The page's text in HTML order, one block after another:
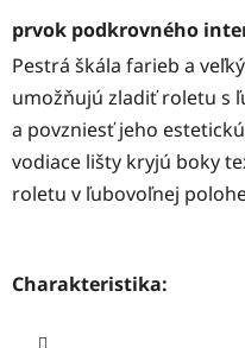
prvok podkrovného
Pestrá škála farieb a
umožňujú zladiť roletu s
a povzniesť jeho
vodiace lišty kryjú boky
roletu v ľubovoľnej
Charakteristika: